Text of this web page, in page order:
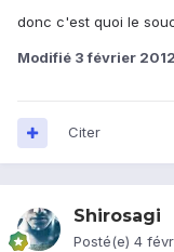
donc c'est quoi le
Modifié 3 février 2012
Citer
Shirosagi
Posté(e) 4